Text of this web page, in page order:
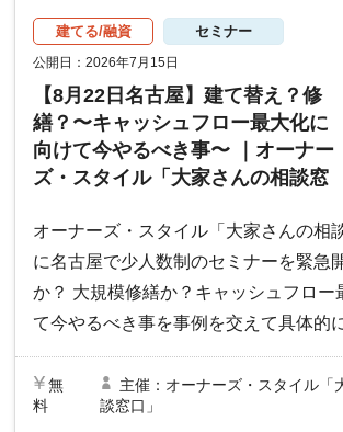
建てる/融資 セミナー
公開日：2026年7月15日
【8月22日名古屋】建て替え？修
繕？〜キャッシュフロー最大化に
向けて今やるべき事〜 ｜オーナー
ズ・スタイル「大家さんの相談窓
オーナーズ・スタイル「大家さんの相
に名古屋で少人数制のセミナーを緊急
か？ 大規模修繕か？キャッシュフロー
て今やるべき事を事例を交えて具体的
無
料
主催：オーナーズ・スタイル「
談窓口」